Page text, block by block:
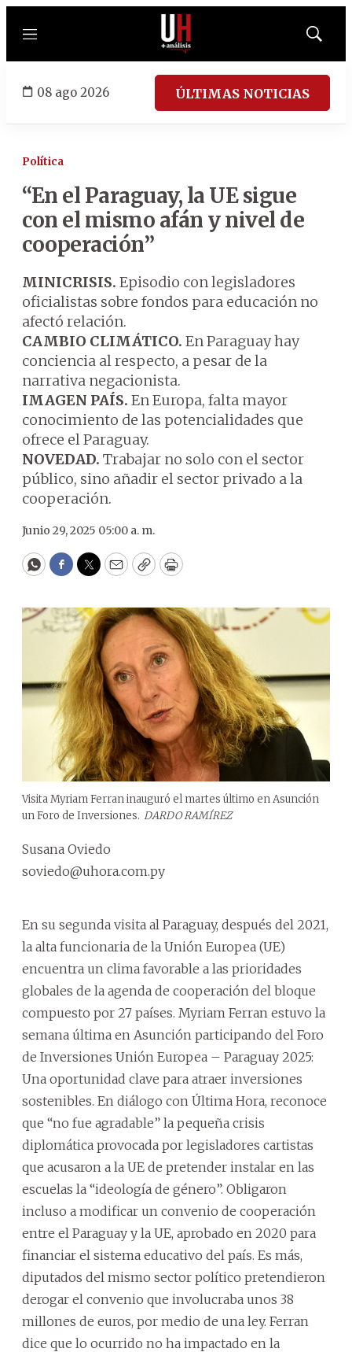
Menú
Mostrar
08 ago 2026 ÚLTIMAS NOTICIAS
Política
“En el Paraguay, la UE sigue
con el mismo afán y nivel de
cooperación”
MINICRISIS. Episodio con legisladores
oficialistas sobre fondos para educación no
afectó relación.
CAMBIO CLIMÁTICO. En Paraguay hay
conciencia al respecto, a pesar de la
narrativa negacionista.
IMAGEN PAÍS. En Europa, falta mayor
conocimiento de las potencialidades que
ofrece el Paraguay.
NOVEDAD. Trabajar no solo con el sector
público, sino añadir el sector privado a la
cooperación.
Junio 29, 2025 05:00 a. m.
WhatsApp
Facebook
Twitter
EmailCopyPrint
Visita Myriam Ferran inauguró el martes último en Asunción
un Foro de Inversiones. DARDO RAMÍREZ
Susana Oviedo
soviedo@uhora.com.py
En su segunda visita al Paraguay, después del 2021,
la alta funcionaria de la Unión Europea (UE)
encuentra un clima favorable a las prioridades
globales de la agenda de cooperación del bloque
compuesto por 27 países. Myriam Ferran estuvo la
semana última en Asunción participando del Foro
de Inversiones Unión Europea – Paraguay 2025:
Una oportunidad clave para atraer inversiones
sostenibles. En diálogo con Última Hora, reconoce
que “no fue agradable” la pequeña crisis
diplomática provocada por legisladores cartistas
que acusaron a la UE de pretender instalar en las
escuelas la “ideología de género”. Obligaron
incluso a modificar un convenio de cooperación
entre el Paraguay y la UE, aprobado en 2020 para
financiar el sistema educativo del país. Es más,
diputados del mismo sector político pretendieron
derogar el convenio que involucraba unos 38
millones de euros, por medio de una ley. Ferran
dice que lo ocurrido no ha impactado en la